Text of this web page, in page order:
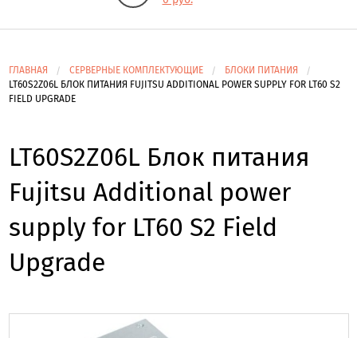
ГЛАВНАЯ СЕРВЕРНЫЕ КОМПЛЕКТУЮЩИЕ
БЛОКИ ПИТАНИЯ
LT60S2Z06L БЛОК ПИТАНИЯ FUJITSU ADDITIONAL POWER SUPPLY FOR LT60 S2
FIELD UPGRADE
LT60S2Z06L Блок питания
Fujitsu Additional power
supply for LT60 S2 Field
Upgrade